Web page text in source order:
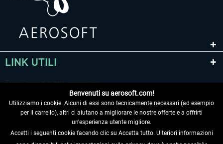
LINK UTILI
Benvenuti su aerosoft.com!
Utilizziamo i cookie. Alcuni di essi sono tecnicamente necessari (ad esempio
per il carrello), altri ci aiutano a migliorare le nostre offerte e a offrirti
un'esperienza utente migliore.
Accetti i seguenti cookie facendo clic su Accetta tutto. Ulteriori informazioni